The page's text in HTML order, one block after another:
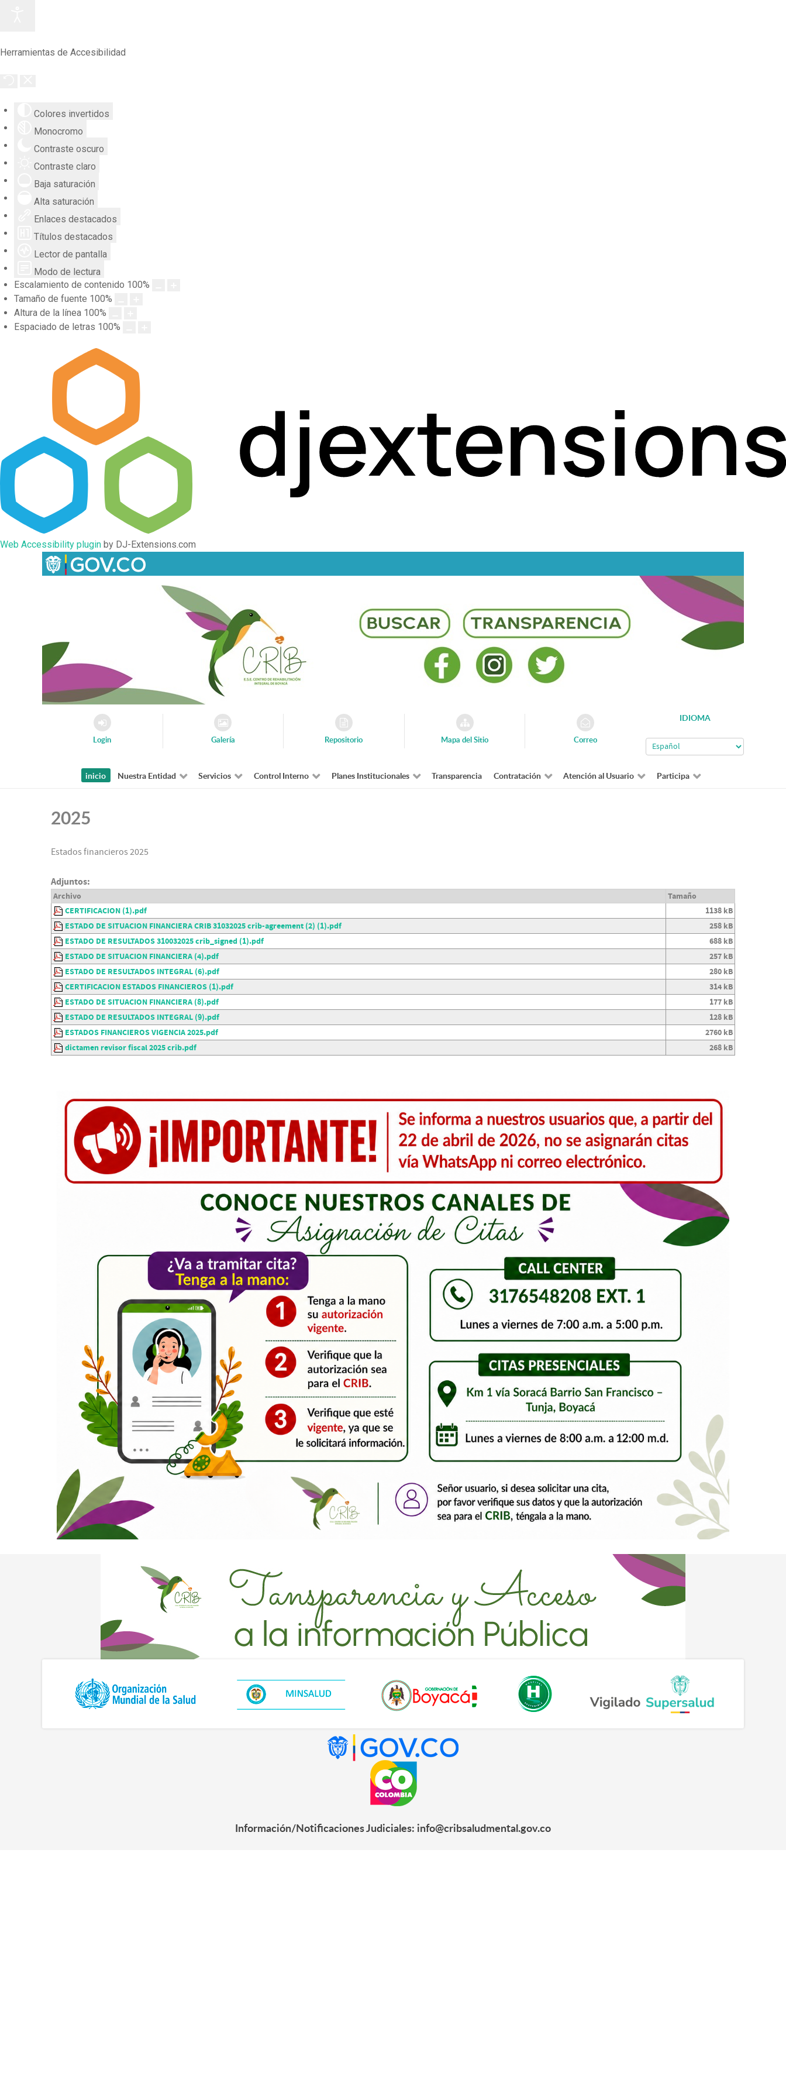
Herramientas de Accesibilidad
Colores invertidos
Monocromo
Contraste oscuro
Contraste claro
Baja saturación
Alta saturación
Enlaces destacados
Títulos destacados
Lector de pantalla
Modo de lectura
Escalamiento de contenido 100%
Tamaño de fuente 100%
Altura de la línea 100%
Espaciado de letras 100%
Web Accessibility plugin by DJ-Extensions.com
Login Galería Repositorio Mapa del Sitio Correo
IDIOMA
inicio Nuestra Entidad Servicios Control Interno Planes Institucionales Transparencia Contratación Atención al Usuario Participa
2025
Estados financieros 2025
Adjuntos:
Archivo
Tamaño
CERTIFICACION (1).pdf
1138 kB
ESTADO DE SITUACION FINANCIERA CRIB 31032025 crib-agreement (2) (1).pdf
258 kB
ESTADO DE RESULTADOS 310032025 crib_signed (1).pdf
688 kB
ESTADO DE SITUACION FINANCIERA (4).pdf
257 kB
ESTADO DE RESULTADOS INTEGRAL (6).pdf
280 kB
CERTIFICACION ESTADOS FINANCIEROS (1).pdf
314 kB
ESTADO DE SITUACION FINANCIERA (8).pdf
177 kB
ESTADO DE RESULTADOS INTEGRAL (9).pdf
128 kB
ESTADOS FINANCIEROS VIGENCIA 2025.pdf
2760 kB
dictamen revisor fiscal 2025 crib.pdf
268 kB
Información/Notificaciones Judiciales: info@cribsaludmental.gov.co